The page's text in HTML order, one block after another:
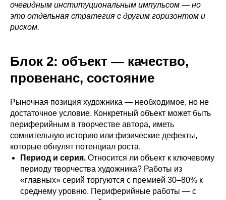
очевидным институциональным импульсом — но
это отдельная стратегия с другим горизонтом и
риском.
Блок 2: объект — качество,
провенанс, состояние
Рыночная позиция художника — необходимое, но не
достаточное условие. Конкретный объект может быть
периферийным в творчестве автора, иметь
сомнительную историю или физические дефекты,
которые обнулят потенциал роста.
Период и серия. Относится ли объект к ключевому
периоду творчества художника? Работы из
«главных» серий торгуются с премией 30–80% к
среднему уровню. Периферийные работы — с